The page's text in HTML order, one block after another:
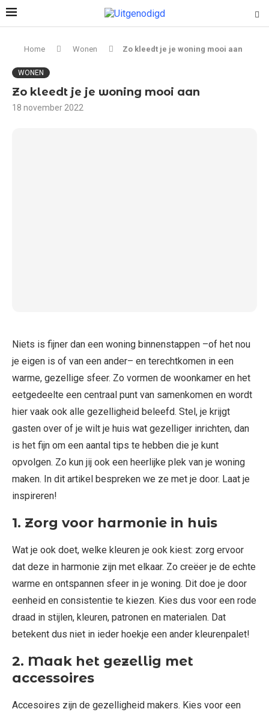
Home Wonen Zo kleedt je je woning mooi aan
WONEN
Zo kleedt je je woning mooi aan
18 november 2022
Niets is fijner dan een woning binnenstappen –of het nou
je eigen is of van een ander– en terechtkomen in een
warme, gezellige sfeer. Zo vormen de woonkamer en het
eetgedeelte een centraal punt van samenkomen en wordt
hier vaak ook alle gezelligheid beleefd. Stel, je krijgt
gasten over of je wilt je huis wat gezelliger inrichten, dan
is het fijn om een aantal tips te hebben die je kunt
opvolgen. Zo kun jij ook een heerlijke plek van je woning
maken. In dit artikel bespreken we ze met je door. Laat je
inspireren!
1. Zorg voor harmonie in huis
Wat je ook doet, welke kleuren je ook kiest: zorg ervoor
dat deze in harmonie zijn met elkaar. Zo creëer je de echte
warme en ontspannen sfeer in je woning. Dit doe je door
eenheid en consistentie te kiezen. Kies dus voor een rode
draad in stijlen, kleuren, patronen en materialen. Dat
betekent dus niet in ieder hoekje een ander kleurenpalet!
2. Maak het gezellig met
accessoires
Accesoires zijn de gezelligheid makers. Kies voor een